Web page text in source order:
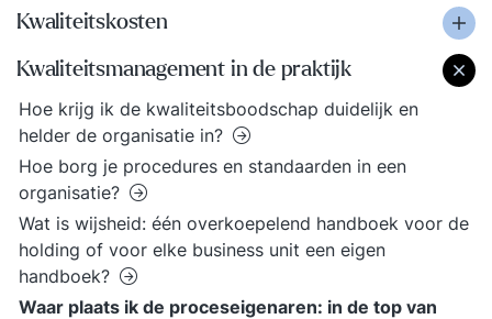
Kwaliteitskosten
Kwaliteitsmanagement in de praktijk
Hoe krijg ik de kwaliteitsboodschap duidelijk en
helder de organisatie in?
Hoe borg je procedures en standaarden in een
organisatie?
Wat is wijsheid: één overkoepelend handboek voor de
holding of voor elke business unit een eigen
handboek?
Waar plaats ik de proceseigenaren: in de top van